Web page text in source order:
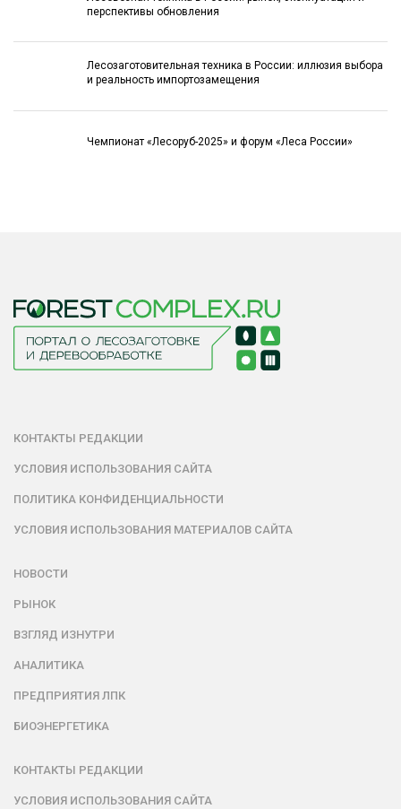
перспективы обновления
Лесозаготовительная техника в России: иллюзия выбора
и реальность импортозамещения
Чемпионат «Лесоруб-2025» и форум «Леса России»
КОНТАКТЫ РЕДАКЦИИ
УСЛОВИЯ ИСПОЛЬЗОВАНИЯ САЙТА
ПОЛИТИКА КОНФИДЕНЦИАЛЬНОСТИ
УСЛОВИЯ ИСПОЛЬЗОВАНИЯ МАТЕРИАЛОВ САЙТА
НОВОСТИ
РЫНОК
ВЗГЛЯД ИЗНУТРИ
АНАЛИТИКА
ПРЕДПРИЯТИЯ ЛПК
БИОЭНЕРГЕТИКА
КОНТАКТЫ РЕДАКЦИИ
УСЛОВИЯ ИСПОЛЬЗОВАНИЯ САЙТА